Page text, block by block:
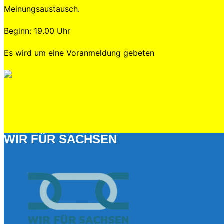
Meinungsaustausch.
Beginn: 19.00 Uhr
Es wird um eine Voranmeldung gebeten
WIR FÜR SACHSEN